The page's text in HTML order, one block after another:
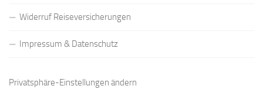
Widerruf Reiseversicherungen
Impressum & Datenschutz
Privatsphäre-Einstellungen ändern